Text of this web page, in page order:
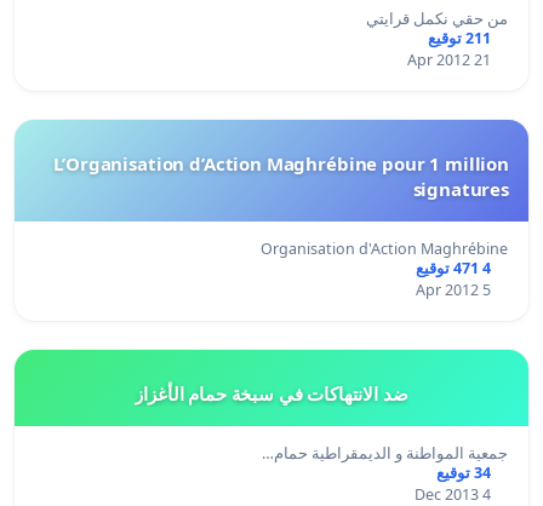
من حقي نكمل قرايتي
211 توقيع
21 Apr 2012
L’Organisation d’Action Maghrébine pour 1 million
signatures
Organisation d'Action Maghrébine
4 471 توقيع
5 Apr 2012
ضد الانتهاكات في سبخة حمام الأغزاز
جمعية المواطنة و الديمقراطية حمام…
34 توقيع
4 Dec 2013